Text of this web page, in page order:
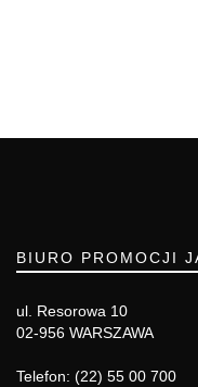
BIURO PROMOCJI
ul. Resorowa 10
02-956 WARSZAWA
Telefon: (22) 55 00 700